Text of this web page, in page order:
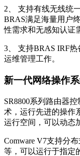
2、 支持有线无线统
BRAS满足海量用户
性需求和无感知认证
3、 支持BRAS IRF
运维管理工作。
新一代网络操作
SR8800系列路由器
术，运行先进的操作
运行空间，可以动态
Comware V7支持分
等，可以运行于指定